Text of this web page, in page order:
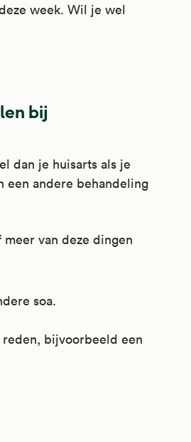
week. Wil je wel
zoals:
kinkhoest,
en soms bij
bij
dan je huisarts als je
een andere behandeling
van deze dingen
soa.
bijvoorbeeld een